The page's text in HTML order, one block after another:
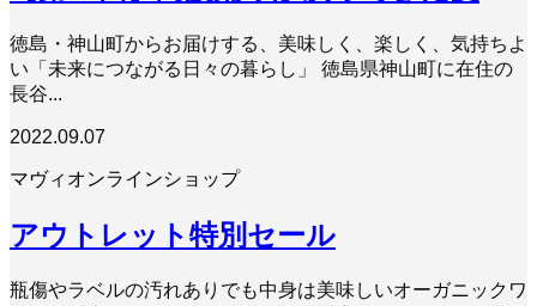
徳島・神山町からお届けする、美味しく、楽しく、気持ちよ
い「未来につながる日々の暮らし」 徳島県神山町に在住の
長谷...
2022.09.07
マヴィオンラインショップ
アウトレット特別セール
瓶傷やラベルの汚れありでも中身は美味しいオーガニックワ